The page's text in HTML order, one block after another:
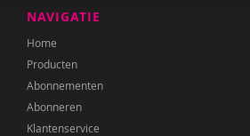
NAVIGATIE
Home
Producten
Abonnementen
Abonneren
Klantenservice